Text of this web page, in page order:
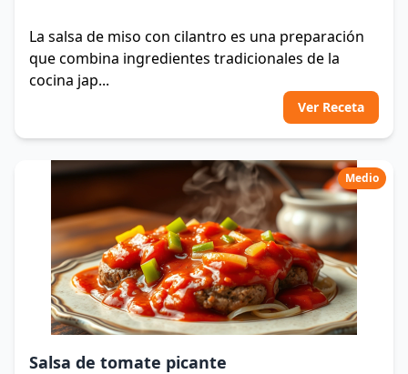
La salsa de miso con cilantro es una preparación
que combina ingredientes tradicionales de la
cocina jap...
Ver Receta
Medio
Salsa de tomate picante